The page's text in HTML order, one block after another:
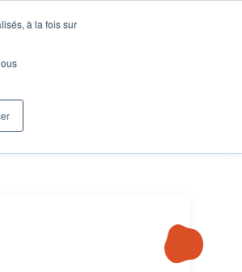
à la fois sur
Je découvre les ateliers